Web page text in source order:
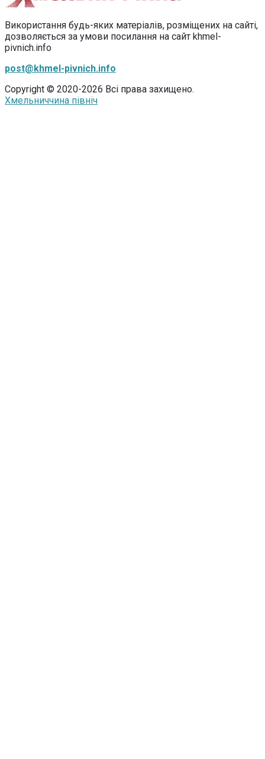
Використання будь-яких матеріалів, розміщених на сайті,
дозволяється за умови посилання на сайт khmel-
pivnich.info
post@khmel-pivnich.info
Copyright © 2020-2026 Всі права захищено.
Хмельниччина північ